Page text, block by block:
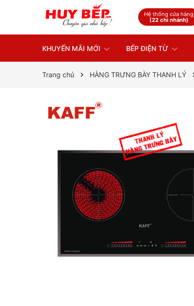
Hệ thống cửa hàng
(22 chi nhánh)
KHUYẾN MÃI MỚI BẾP ĐIỆN TỪ
Trang chủ HÀNG TRƯNG BÀY THANH LÝ